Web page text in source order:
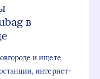
в
и ищете
интернет-